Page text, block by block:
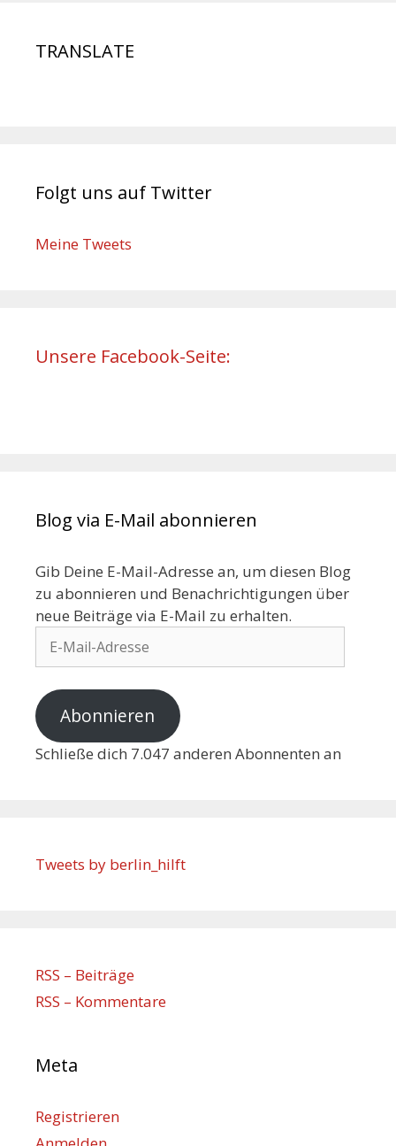
TRANSLATE
Folgt uns auf Twitter
Meine Tweets
Unsere Facebook-Seite:
Blog via E-Mail abonnieren
Gib Deine E-Mail-Adresse an, um diesen Blog
zu abonnieren und Benachrichtigungen über
neue Beiträge via E-Mail zu erhalten.
Abonnieren
Schließe dich 7.047 anderen Abonnenten an
Tweets by berlin_hilft
RSS – Beiträge
RSS – Kommentare
Meta
Registrieren